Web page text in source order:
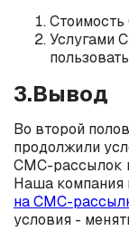
Услугами
3.Вывод
Во второй
продолжили
СМС-рассылок
Наша компания
на СМС-
условия -